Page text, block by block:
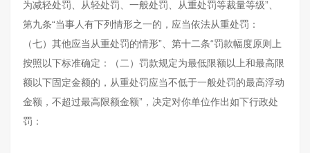
为减轻处罚、从轻处罚、一般处罚、从重处罚等裁量等级”、
第九条“当事人有下列情形之一的，应当依法从重处罚：
（七）其他应当从重处罚的情形”、第十二条“罚款幅度原则上
按照以下标准确定：（二）罚款规定为最低限额以上和最高限
额以下固定金额的，从重处罚应当不低于一般处罚的最高浮动
金额，不超过最高限额金额”，决定对你单位作出如下行政处
罚：